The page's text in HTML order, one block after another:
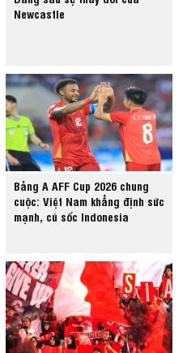
Newcastle
Bảng A AFF Cup 2026 chung
cuộc: Việt Nam khẳng định sức
mạnh, cú sốc Indonesia